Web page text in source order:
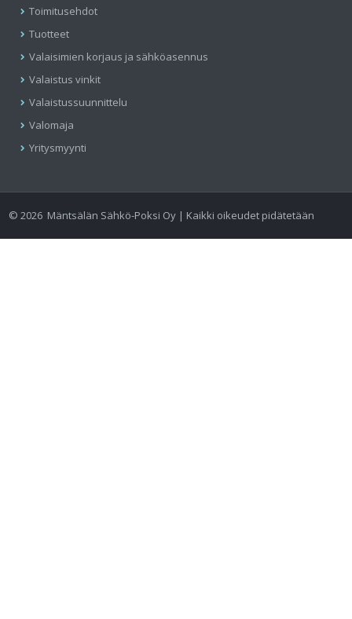
Toimitusehdot
Tuotteet
Valaisimien korjaus ja sähköasennus
Valaistus vinkit
Valaistussuunnittelu
Valomaja
Yritysmyynti
©2026 Mäntsälän Sähkö-Poksi Oy | Kaikki oikeudet pidätetään